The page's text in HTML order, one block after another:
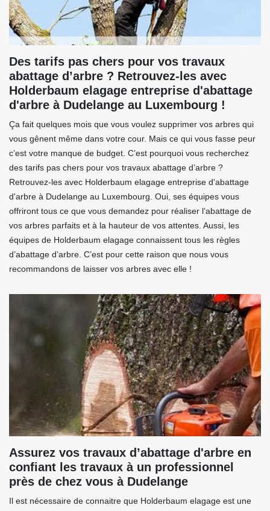
Des tarifs pas chers pour vos travaux
abattage d’arbre ? Retrouvez-les avec
Holderbaum elagage entreprise d'abattage
d'arbre à Dudelange au Luxembourg !
Ça fait quelques mois que vous voulez supprimer vos arbres qui
vous gênent même dans votre cour. Mais ce qui vous fasse peur
c’est votre manque de budget. C’est pourquoi vous recherchez
des tarifs pas chers pour vos travaux abattage d’arbre ?
Retrouvez-les avec Holderbaum elagage entreprise d'abattage
d'arbre à Dudelange au Luxembourg. Oui, ses équipes vous
offriront tous ce que vous demandez pour réaliser l’abattage de
vos arbres parfaits et à la hauteur de vos attentes. Aussi, les
équipes de Holderbaum elagage connaissent tous les règles
d’abattage d’arbre. C’est pour cette raison que nous vous
recommandons de laisser vos arbres avec elle !
Assurez vos travaux d’abattage d'arbre en
confiant les travaux à un professionnel
près de chez vous à Dudelange
Il est nécessaire de connaitre que Holderbaum elagage est une